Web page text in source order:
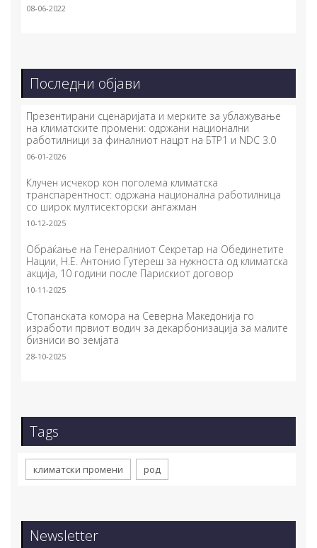
08-06-2022
Последни објави
Презентирани сценаријата и мерките за ублажување
на климатските промени: одржани национални
работилници за финалниот нацрт на БТР1 и NDC 3.0
06-01-2026
Клучен исчекор кон поголема климатска
транспарентност: одржана национална работилница
со широк мултисекторски ангажман
10-12-2025
Обраќање на Генералниот Секретар на Обединетите
Нации, Н.Е. Антонио Гутереш за нужноста од климатска
акција, 10 години после Парискиот договор
10-11-2025
Стопанската комора на Северна Македонија го
изработи првиот водич за декарбонизација за малите
бизниси во земјата
28-10-2025
Tags
климатски промени род
Newsletter